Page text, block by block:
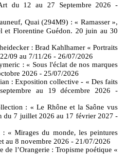
du 12 au 27 Septembre 2026
-
Quai (294M9) : « Ramasser »,
et Florentine Guédon. 20 juin au 30
: Brad Kahlhamer « Portraits
09 au 7/11/26 - 26/07/2026
: « Sous l'éclat de nos marques
2026 - 25/07/2026
: Exposition collective - « Des faits
au 19 décembre 2026
-
: « Le Rhône et la Saône vus
du 7 juillet 2026 au 17 février 2027 -
: « Mirages du monde, les peintures
au 8 novembre 2026 - 21/07/2026
de l’Orangerie : Tropisme poétique «